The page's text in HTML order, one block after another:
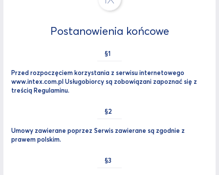
Postanowienia końcowe
Przed rozpoczęciem korzystania z serwisu internetowego
www.intex.com.pl Usługobiorcy są zobowiązani zapoznać się z
treścią Regulaminu.
Umowy zawierane poprzez Serwis zawierane są zgodnie z
prawem polskim.